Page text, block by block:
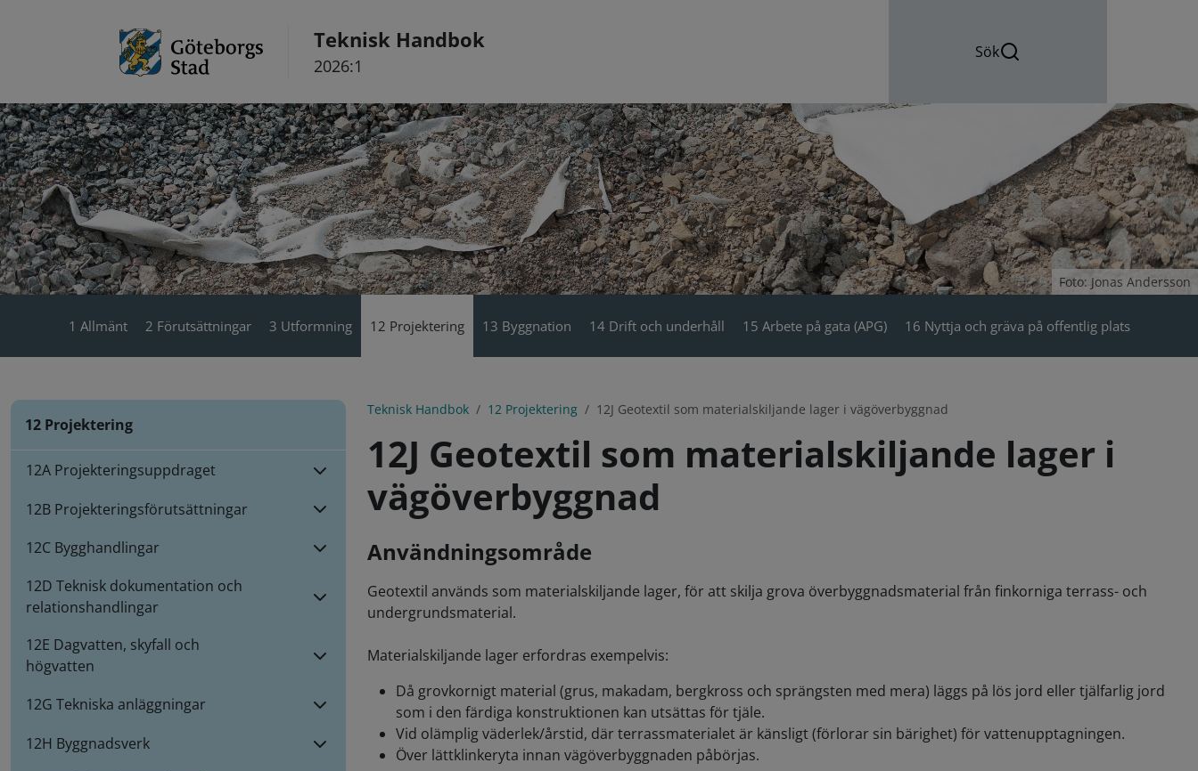
Teknisk Handbok
2026:1
Sök
Foto: Jonas Andersson
1 Allmänt 2 Förutsättningar 3 Utformning 12 Projektering 13 Byggnation 14 Drift och underhåll 15 Arbete på gata (APG) 16 Nyttja och gräva på offentlig plats
12 Projektering
12A Projekteringsuppdraget
12B Projekteringsförutsättningar
12C Bygghandlingar
12D Teknisk dokumentation och
relationshandlingar
12E Dagvatten, skyfall och
högvatten
12G Tekniska anläggningar
12H Byggnadsverk
Teknisk Handbok 12 Projektering 12J Geotextil som materialskiljande lager i vägöverbyggnad
12J Geotextil som materialskiljande lager i
vägöverbyggnad
Användningsområde
Geotextil används som materialskiljande lager, för att skilja grova överbyggnadsmaterial från finkorniga terrass- och
undergrundsmaterial.
Materialskiljande lager erfordras exempelvis:
Då grovkornigt material (grus, makadam, bergkross och sprängsten med mera) läggs på lös jord eller tjälfarlig jord
som i den färdiga konstruktionen kan utsättas för tjäle.
Vid olämplig väderlek/årstid, där terrassmaterialet är känsligt (förlorar sin bärighet) för vattenupptagningen.
Över lättklinkeryta innan vägöverbyggnaden påbörjas.